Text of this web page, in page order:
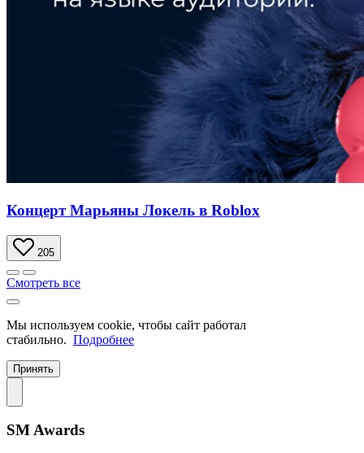
Концерт Марьяны Локель в Roblox
205
Смотреть все
Мы используем cookie, чтобы сайт работал
стабильно. Подробнее
Принять
SM Awards